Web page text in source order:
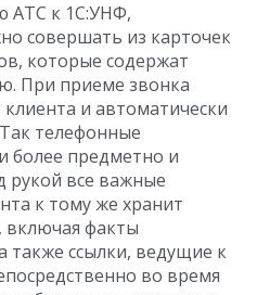
АТС к 1С:УНФ,
совершать из карточек
которые содержат
При приеме звонка
и автоматически
телефонные
более предметно и
рукой все важные
к тому же хранит
факты
ссылки, ведущие к
во время